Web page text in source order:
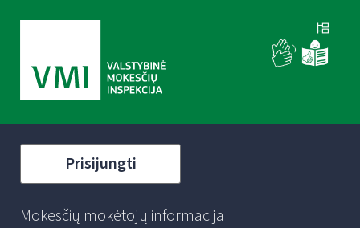
Prisijungti
Mokesčių mokėtojų informacija